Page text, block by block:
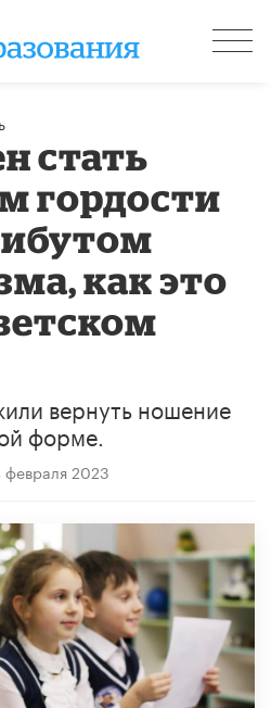
стать
гордости
как это
вернуть ношение
форме.
февраля 2023